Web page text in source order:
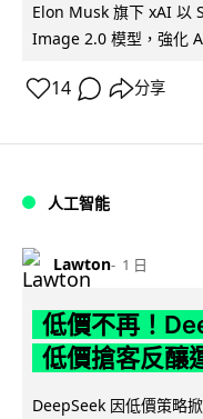
Elon Musk 旗下 xAI 以
Image 2.0 模型，強化
14 分享
人工智能
Lawton 1 日
低價不再！
低價搶客反釀
DeepSeek 因低價策略